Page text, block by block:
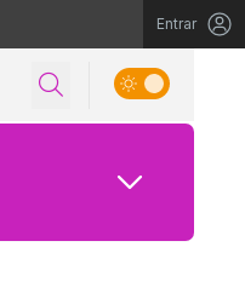
Entrar